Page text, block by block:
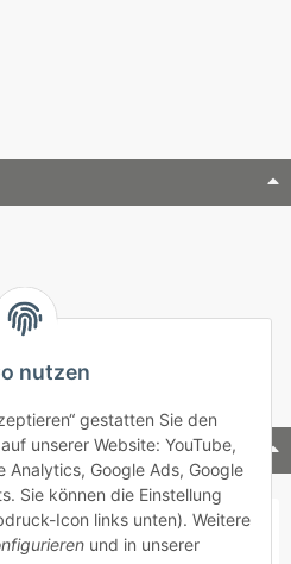
nutzen
gestatten Sie den
unserer Website: YouTube,
Analytics, Google Ads, Google
Sie können die Einstellung
Icon links unten). Weitere
und in unserer